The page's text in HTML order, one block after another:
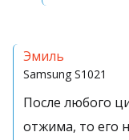
Эмиль
Samsung S1021
После любого
отжима, то его